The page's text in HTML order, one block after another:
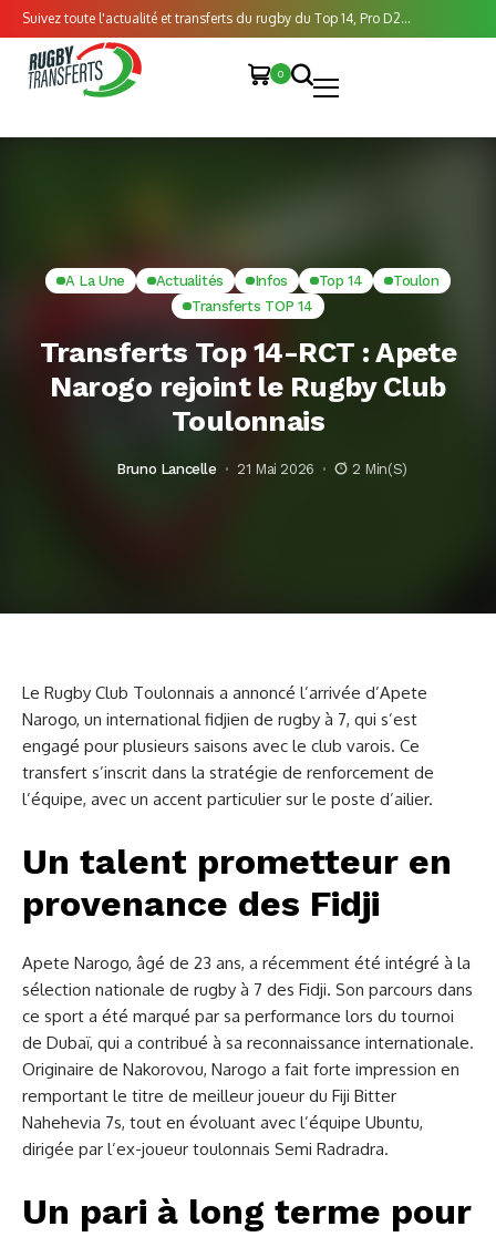
Suivez toute l'actualité et transferts du rugby du Top 14, Pro D2...
0
A La Une Actualités Infos Top 14
Toulon
Transferts TOP 14
Transferts Top 14-RCT : Apete
Narogo rejoint le Rugby Club
Toulonnais
Bruno Lancelle 21 Mai 2026 2 Min(s)
Le Rugby Club Toulonnais a annoncé l’arrivée d’Apete
Narogo, un international fidjien de rugby à 7, qui s’est
engagé pour plusieurs saisons avec le club varois. Ce
transfert s’inscrit dans la stratégie de renforcement de
l’équipe, avec un accent particulier sur le poste d’ailier.
Un talent prometteur en
provenance des Fidji
Apete Narogo, âgé de 23 ans, a récemment été intégré à la
sélection nationale de rugby à 7 des Fidji. Son parcours dans
ce sport a été marqué par sa performance lors du tournoi
de Dubaï, qui a contribué à sa reconnaissance internationale.
Originaire de Nakorovou, Narogo a fait forte impression en
remportant le titre de meilleur joueur du Fiji Bitter
Nahehevia 7s, tout en évoluant avec l’équipe Ubuntu,
dirigée par l’ex-joueur toulonnais Semi Radradra.
Un pari à long terme pour